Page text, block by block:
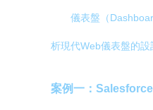
儀表盤（
析現代Web儀表盤的設
案例一：